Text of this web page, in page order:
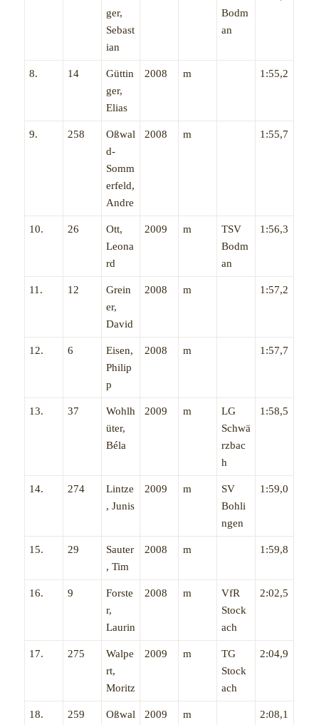
ger,
Sebast
ian
Bodm
an
8. 14
Güttin
ger,
Elias
2008 m 1:55,2
9. 258
Oßwal
d-
Somm
erfeld,
Andre
2008 m 1:55,7
10. 26
Ott,
Leona
rd
2009 m
TSV
Bodm
an
1:56,3
11. 12
Grein
er,
David
2008 m 1:57,2
12. 6
Eisen,
Philip
p
2008 m 1:57,7
13. 37
Wohlh
üter,
Béla
2009 m
LG
Schwä
rzbac
h
1:58,5
14. 274
Lintze
, Junis
2009 m
SV
Bohli
ngen
1:59,0
15. 29
Sauter
, Tim
2008 m 1:59,8
16. 9
Forste
r,
Laurin
2008 m
VfR
Stock
ach
2:02,5
17. 275
Walpe
rt,
Moritz
2009 m
TG
Stock
ach
2:04,9
18. 259
Oßwal
2009 m 2:08,1